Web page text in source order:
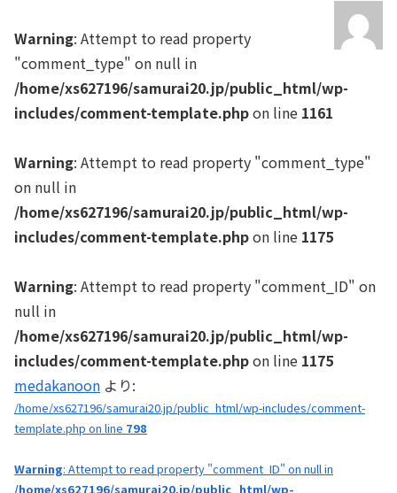
Warning: Attempt to read property
"comment_type" on null in
/home/xs627196/samurai20.jp/public_html/wp-
includes/comment-template.phpon line 1161
Warning: Attempt to read property "comment_type"
on null in
/home/xs627196/samurai20.jp/public_html/wp-
includes/comment-template.phpon line 1175
Warning: Attempt to read property "comment_ID" on
null in
/home/xs627196/samurai20.jp/public_html/wp-
includes/comment-template.phpon line 1175
medakanoon より:
/home/xs627196/samurai20.jp/public_html/wp-includes/comment-
template.php on line 798
Warning: Attempt to read property "comment_ID" on null in
/home/xs627196/samurai20.jp/public_html/wp-